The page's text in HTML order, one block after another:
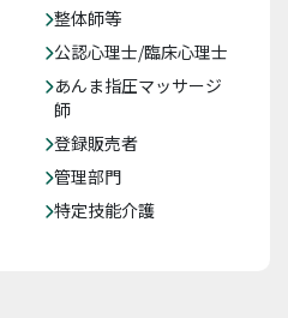
整体師等
公認心理士/臨床心理士
あんま指圧マッサージ
師
登録販売者
管理部門
特定技能介護